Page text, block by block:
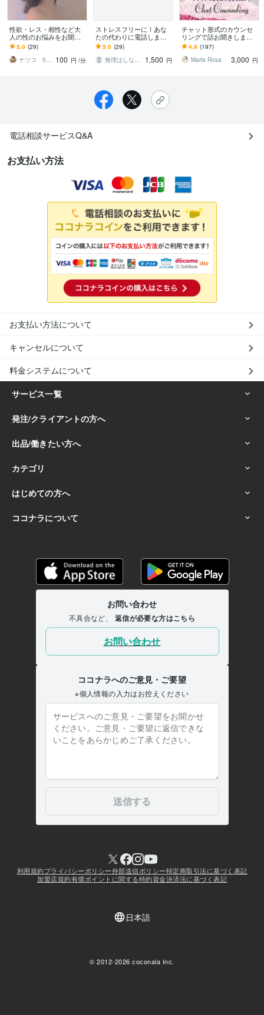
性欲・レス・相性など大
人の性のお悩みをお聞き
します ◎ボイスサンプル
あり◎恥ずかしいお悩み
も安心して話して下さい
5.0 (29)
ナツコ 50代女性 ８月限定お値下げ中！ 100 円 /分
ストレスフリーに！あな
たの代わりに電話します
疲れた貴方の心と身体
を、守らせてください！
5.0 (29)
無理はしないでね
1,500 円
チャット形式のカウンセ
リングで話お聞きします
希望に満ちた明日へ！抱
いている不安を取り除く
お手伝いをします
4.9 (197)
Maria Rosa
3,000 円
電話相談サービスQ&A
お支払い方法
お支払い方法について
キャンセルについて
料金システムについて